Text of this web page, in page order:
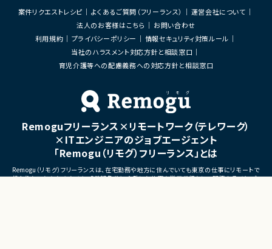
欠員に伴う募集です。早期参画可能な方を
歓迎します。
現状の開発プロセス・課題
AI活用方針・開発プロセス
AIを活用した設計・実装・レ
提案
開発ルール・運用フローの
2. 導入・伴走支援
開発チームへの伴走支援
必要に応じたワークショッ
施
3. 品質改善・定着支援
コードレビュー・設計レビュ
開発品質・セキュリティ観
効果測定・改善提案
■担当工程
案件リクエストレシピ よくあるご質問（フリーランス）
運営会社について
法人のお客様はこちら
お問い合わせ
利用規約
プライバシーポリシー
情報セキュリティ対策ルール
当社のハラスメント対応方針と相談窓口
育児介護等への配慮義務への対応方針と相談窓口
Remoguフリーランス×リモートワーク（テレワーク）
×ITエンジニアのジョブエージェント
「Remogu（リモグ）フリーランス」とは
Remogu（リモグ）フリーランスは、在宅勤務や地方に住んでいても東京の仕事にリモートで
携わりたいあなたのために、「希望条件に合致した仕事を営業代行として開拓する」ジョブ